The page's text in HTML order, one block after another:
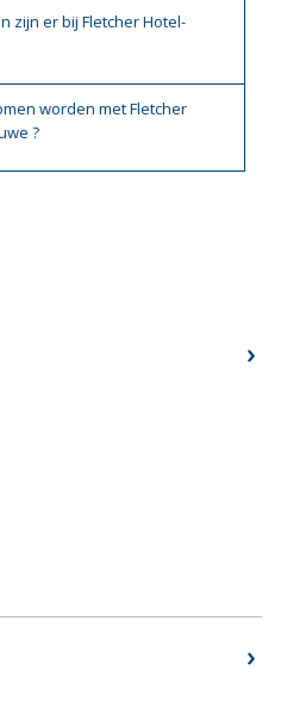
zijn er bij Fletcher Hotel-
worden met Fletcher
?